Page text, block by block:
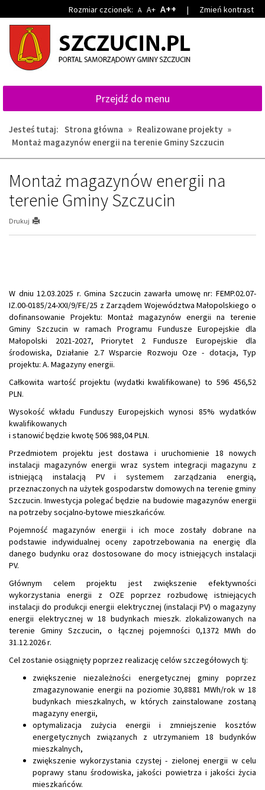
do
głównej
treści
do
wyszukiwarki
Rozmiar czcionek: A A+ A++ | Zmień kontrast
Przejdź do menu
Jesteś tutaj: Strona główna » Realizowane projekty »
Montaż magazynów energii na terenie Gminy Szczucin
Montaż magazynów energii na
terenie Gminy Szczucin
Drukuj
W dniu 12.03.2025 r. Gmina Szczucin zawarła umowę nr: FEMP.02.07-
IZ.00-0185/24-XXI/9/FE/25 z Zarządem Województwa Małopolskiego o
dofinansowanie Projektu: Montaż magazynów energii na terenie
Gminy Szczucin w ramach Programu Fundusze Europejskie dla
Małopolski 2021-2027, Priorytet 2 Fundusze Europejskie dla
środowiska, Działanie 2.7 Wsparcie Rozwoju Oze - dotacja, Typ
projektu: A. Magazyny energii.
Całkowita wartość projektu (wydatki kwalifikowane) to 596 456,52
PLN.
Wysokość wkładu Funduszy Europejskich wynosi 85% wydatków
kwalifikowanych
i stanowić będzie kwotę 506 988,04 PLN.
Przedmiotem projektu jest dostawa i uruchomienie 18 nowych
instalacji magazynów energii wraz system integracji magazynu z
istniejącą instalacją PV i systemem zarządzania energią,
przeznaczonych na użytek gospodarstw domowych na terenie gminy
Szczucin. Inwestycja polegać będzie na budowie magazynów energii
na potrzeby socjalno-bytowe mieszkańców.
Pojemność magazynów energii i ich moce zostały dobrane na
podstawie indywidualnej oceny zapotrzebowania na energię dla
danego budynku oraz dostosowane do mocy istniejących instalacji
PV.
Głównym celem projektu jest zwiększenie efektywności
wykorzystania energii z OZE poprzez rozbudowę istniejących
instalacji do produkcji energii elektrycznej (instalacji PV) o magazyny
energii elektrycznej w 18 budynkach mieszk. zlokalizowanych na
terenie Gminy Szczucin, o łącznej pojemności 0,1372 MWh do
31.12.2026 r.
Cel zostanie osiągnięty poprzez realizację celów szczegółowych tj:
zwiększenie niezależności energetycznej gminy poprzez
zmagazynowanie energii na poziomie 30,8881 MWh/rok w 18
budynkach mieszkalnych, w których zainstalowane zostaną
magazyny energii,
optymalizacja zużycia energii i zmniejszenie kosztów
energetycznych związanych z utrzymaniem 18 budynków
mieszkalnych,
zwiększenie wykorzystania czystej - zielonej energii w celu
poprawy stanu środowiska, jakości powietrza i jakości życia
mieszkańców.